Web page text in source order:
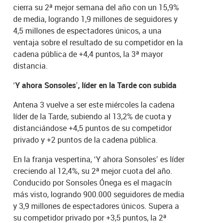
cierra su 2ª mejor semana del año con un 15,9%
de media, logrando 1,9 millones de seguidores y
4,5 millones de espectadores únicos, a una
ventaja sobre el resultado de su competidor en la
cadena pública de +4,4 puntos, la 3ª mayor
distancia.
‘Y ahora Sonsoles’, líder en la Tarde con subida
Antena 3 vuelve a ser este miércoles la cadena
líder de la Tarde, subiendo al 13,2% de cuota y
distanciándose +4,5 puntos de su competidor
privado y +2 puntos de la cadena pública.
En la franja vespertina, ‘Y ahora Sonsoles’ es líder
creciendo al 12,4%, su 2ª mejor cuota del año.
Conducido por Sonsoles Ónega es el magacín
más visto, logrando 900.000 seguidores de media
y 3,9 millones de espectadores únicos. Supera a
su competidor privado por +3,5 puntos, la 2ª